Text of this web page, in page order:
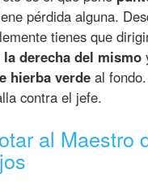
pérdida alguna.
tienes que
la derecha del mismo
hierba verde al
contra el jefe.
al Maestro